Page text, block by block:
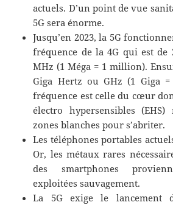
actuels. D’un point de vue
5G sera énorme.
Jusqu’en 2023, la 5G
fréquence de la 4G qui est de
MHz (1 Méga = 1 million).
Giga Hertz ou GHz (1 Giga
fréquence est celle du cœur
électro hypersensibles
zones blanches pour s’abriter.
Les téléphones portables
Or, les métaux rares
des smartphones
exploitées sauvagement.
La 5G exige le lancement